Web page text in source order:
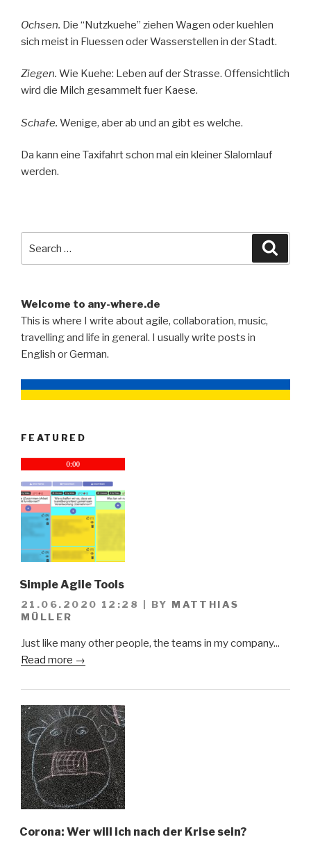
Ochsen. Die “Nutzkuehe” ziehen Wagen oder kuehlen
sich meist in Fluessen oder Wasserstellen in der Stadt.
Ziegen. Wie Kuehe: Leben auf der Strasse. Offensichtlich
wird die Milch gesammelt fuer Kaese.
Schafe. Wenige, aber ab und an gibt es welche.
Da kann eine Taxifahrt schon mal ein kleiner Slalomlauf
werden.
for:
Welcome to any-where.de
This is where I write about agile, collaboration, music,
travelling and life in general. I usually write posts in
English or German.
FEATURED
Simple Agile Tools
21.06.2020 12:28 BY MATTHIAS
MÜLLER
Just like many other people, the teams in my company...
Read more →
Corona: Wer will ich nach der Krise sein?